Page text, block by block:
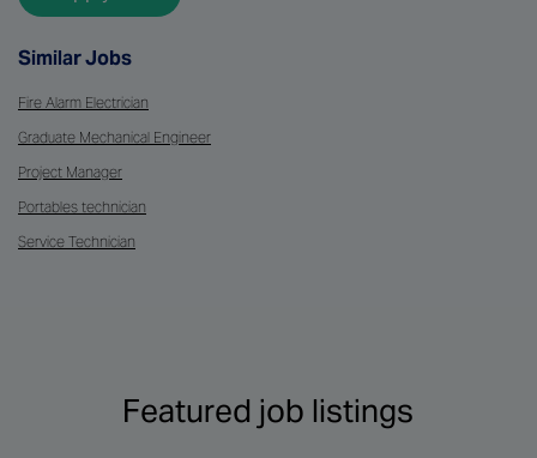
Similar Jobs
Fire Alarm Electrician
Graduate Mechanical Engineer
Project Manager
Portables technician
Service Technician
Featured job listings